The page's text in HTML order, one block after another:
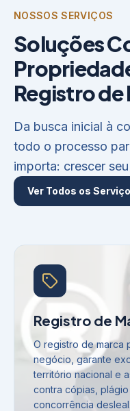
NOSSOS SERVIÇOS
Soluções
Registro de
Da busca inicial à
todo o processo
importa: crescer
Ver Todos os
Registro de
O registro de marca
negócio, garante
território nacional e
contra cópias,
concorrência desleal.